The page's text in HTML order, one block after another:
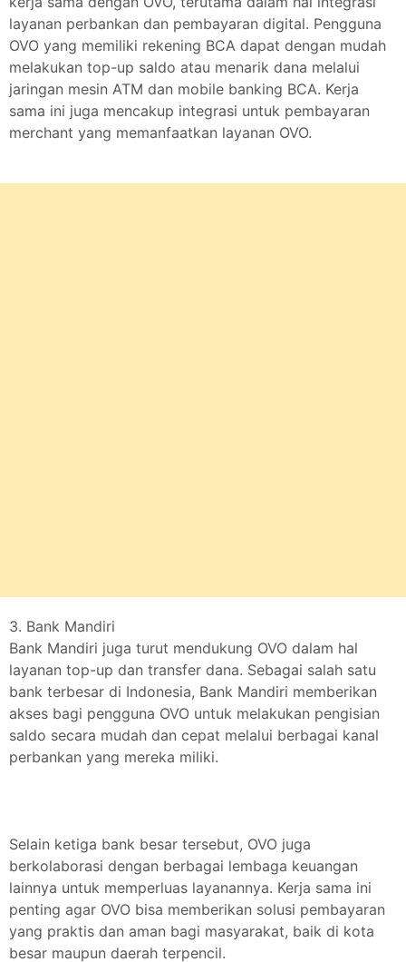
layanan perbankan dan pembayaran digital. Pengguna
OVO yang memiliki rekening BCA dapat dengan mudah
melakukan top-up saldo atau menarik dana melalui
jaringan mesin ATM dan mobile banking BCA. Kerja
sama ini juga mencakup integrasi untuk pembayaran
merchant yang memanfaatkan layanan OVO.
3. Bank Mandiri
Bank Mandiri juga turut mendukung OVO dalam hal
layanan top-up dan transfer dana. Sebagai salah satu
bank terbesar di Indonesia, Bank Mandiri memberikan
akses bagi pengguna OVO untuk melakukan pengisian
saldo secara mudah dan cepat melalui berbagai kanal
perbankan yang mereka miliki.
Selain ketiga bank besar tersebut, OVO juga
berkolaborasi dengan berbagai lembaga keuangan
lainnya untuk memperluas layanannya. Kerja sama ini
penting agar OVO bisa memberikan solusi pembayaran
yang praktis dan aman bagi masyarakat, baik di kota
besar maupun daerah terpencil.